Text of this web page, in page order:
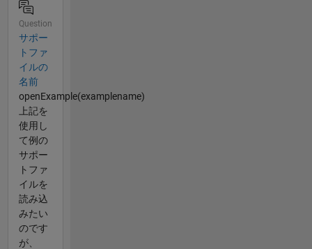
Question
サポー
トファ
イルの
名前
openExample(examplename)
上記を
使用し
て例の
サポー
トファ
イルを
読み込
みたい
のです
が、